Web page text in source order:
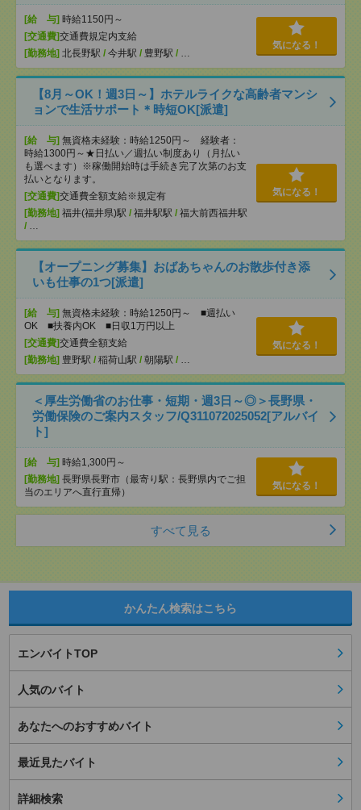
[給 与] 時給1150円～
[交通費]交通費規定内支給
[勤務地] 北長野駅 / 今井駅 / 豊野駅 / …
気になる！
【8月～OK！週3日～】ホテルライクな高齢者マンシ
ョンで生活サポート＊時短OK[派遣]
[給 与] 無資格未経験：時給1250円～ 経験者：
時給1300円～★日払い／週払い制度あり（月払い
も選べます）※稼働開始時は手続き完了次第のお支
払いとなります。
[交通費]交通費全額支給※規定有
[勤務地] 福井(福井県)駅 / 福井駅駅 / 福大前西福井駅
/ …
気になる！
【オープニング募集】おばあちゃんのお散歩付き添
いも仕事の1つ[派遣]
[給 与] 無資格未経験：時給1250円～ ■週払い
OK ■扶養内OK ■日収1万円以上
[交通費]交通費全額支給
[勤務地] 豊野駅 / 稲荷山駅 / 朝陽駅 / …
気になる！
＜厚生労働省のお仕事・短期・週3日～◎＞長野県・
労働保険のご案内スタッフ/Q311072025052[アルバイ
ト]
[給 与] 時給1,300円～
[勤務地] 長野県長野市（最寄り駅：長野県内でご担
当のエリアへ直行直帰）
気になる！
すべて見る
かんたん検索はこちら
エンバイトTOP
人気のバイト
あなたへのおすすめバイト
最近見たバイト
詳細検索